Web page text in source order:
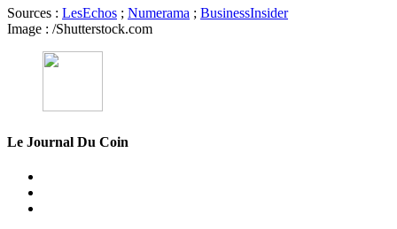
Sources : LesEchos ; Numerama ; BusinessInsider
Image : /Shutterstock.com
Le Journal Du Coin